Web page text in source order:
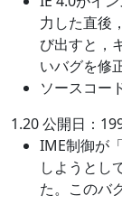
力した直後
び出すと，
いバグを修
ソースコー
1.20 公開日：
IME制御が
しようとし
た。このバ